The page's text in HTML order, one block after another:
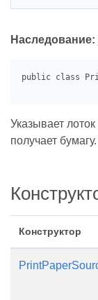
Наследование:
Указывает
получает бумагу.
Конструктор